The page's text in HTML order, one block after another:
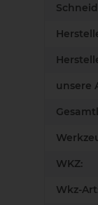
unsere
WKZ:
Wkz-